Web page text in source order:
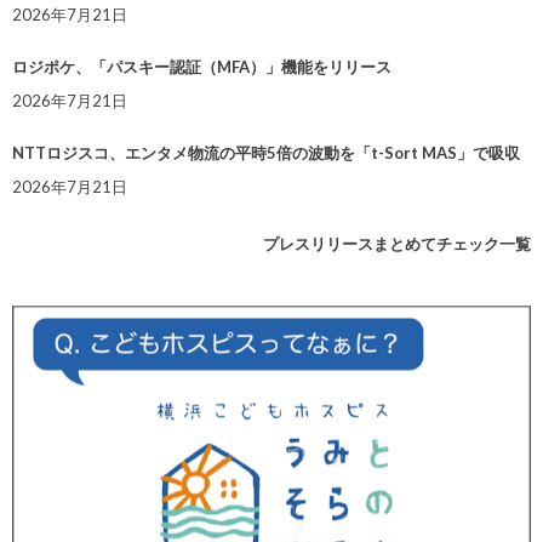
2026年7月21日
ロジポケ、「パスキー認証（MFA）」機能をリリース
2026年7月21日
NTTロジスコ、エンタメ物流の平時5倍の波動を「t-Sort MAS」で吸収
2026年7月21日
プレスリリースまとめてチェック一覧